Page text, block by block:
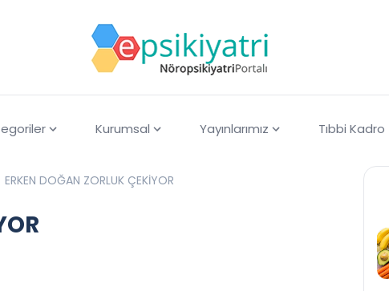
Kurumsal Yayınlarımız Tıbbi Kadro
ERKEN DOĞAN ZORLUK ÇEKİYOR